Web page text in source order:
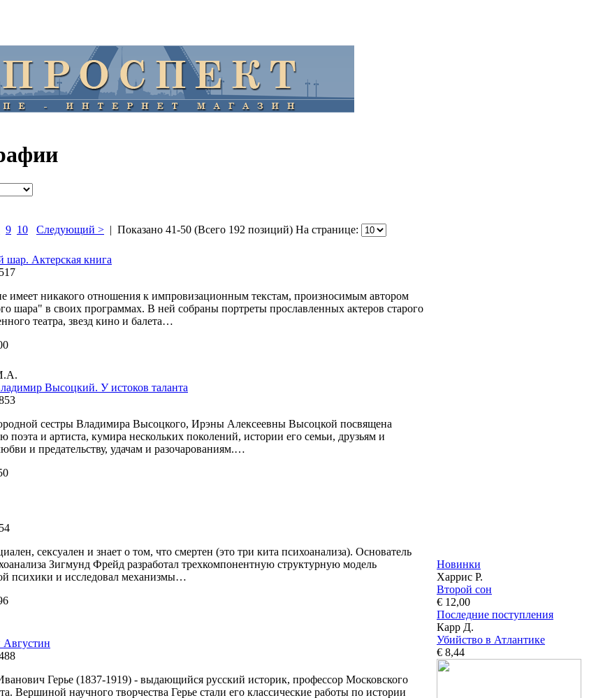
9 10 Следующий > | Показано 41-50 (Всего 192 позиций) На странице:
шар. Актерская книга
имеет никакого отношения к импровизационным текстам, произносимым автором
шара" в своих программах. В ней собраны портреты прославленных актеров старого
театра, звезд кино и балета…
Высоцкий. У истоков таланта
сестры Владимира Высоцкого, Ирэны Алексеевны Высоцкой посвящена
поэта и артиста, кумира нескольких поколений, истории его семьи, друзьям и
и предательству, удачам и разочарованиям.…
сексуален и знает о том, что смертен (это три кита психоанализа). Основатель
Зигмунд Фрейд разработал трехкомпонентную структурную модель
психики и исследовал механизмы…
Герье (1837-1919) - выдающийся русский историк, профессор Московского
Вершиной научного творчества Герье стали его классические работы по истории
Новинки
Харрис Р.
Второй сон
€ 12,00
Последние поступления
Карр Д.
Убийство в Атлантике
€ 8,44